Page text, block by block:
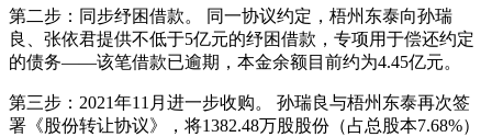
第二步：同步纾困借款。 同一协议约定，梧州东泰向孙瑞
良、张依君提供不低于5亿元的纾困借款，专项用于偿还约定
的债务——该笔借款已逾期，本金余额目前约为4.45亿元。
第三步：2021年11月进一步收购。 孙瑞良与梧州东泰再次签
署《股份转让协议》，将1382.48万股股份（占总股本7.68%）